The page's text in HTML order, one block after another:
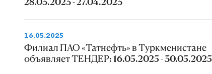
16.05.2025
Филиал ПАО «Татнефть» в Туркменистане
объявляет ТЕНДЕР: 16.05.2025 - 30.05.2025